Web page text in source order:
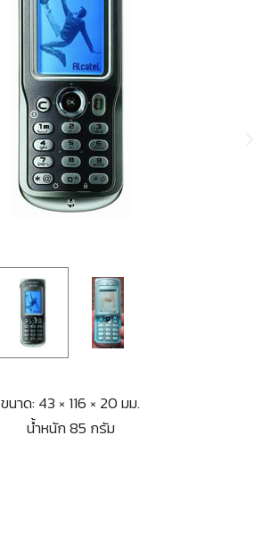
ขนาด: 43 × 116 × 20 มม.
น้ำหนัก 85 กรัม